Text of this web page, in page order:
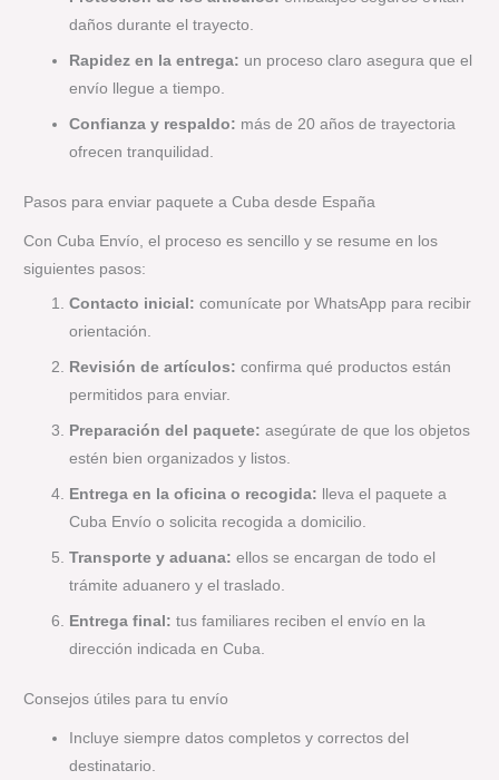
daños durante el trayecto.
Rapidez en la entrega: un proceso claro asegura que el
envío llegue a tiempo.
Confianza y respaldo: más de 20 años de trayectoria
ofrecen tranquilidad.
Pasos para enviar paquete a Cuba desde España
Con Cuba Envío, el proceso es sencillo y se resume en los
siguientes pasos:
Contacto inicial: comunícate por WhatsApp para recibir
orientación.
Revisión de artículos: confirma qué productos están
permitidos para enviar.
Preparación del paquete: asegúrate de que los objetos
estén bien organizados y listos.
Entrega en la oficina o recogida: lleva el paquete a
Cuba Envío o solicita recogida a domicilio.
Transporte y aduana: ellos se encargan de todo el
trámite aduanero y el traslado.
Entrega final: tus familiares reciben el envío en la
dirección indicada en Cuba.
Consejos útiles para tu envío
Incluye siempre datos completos y correctos del
destinatario.